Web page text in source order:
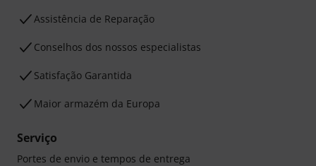
Assistência de Reparação
Conselhos dos nossos especialistas
Satisfação Garantida
Maior armazém da Europa
Serviço
Portes de envio e tempos de entrega